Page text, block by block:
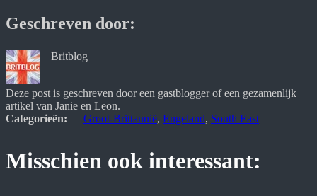
Geschreven door:
Britblog
Deze post is geschreven door een gastblogger of een gezamenlijk
artikel van Janie en Leon.
Categorieën:
Groot-Brittannië, Engeland, South East
Misschien ook interessant: